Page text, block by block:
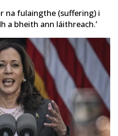
na fulaingthe (suffering) i
a bheith ann láithreach.’